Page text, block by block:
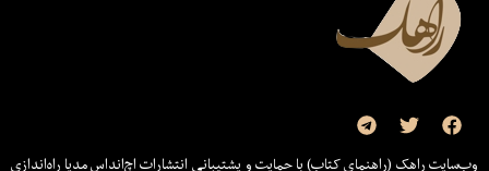
وب‌سایت راهک (راهنمای کتاب) با حمایت و پشتیبانی انتشارات اچ‌اند‌اس مدیا راه‌اندازی